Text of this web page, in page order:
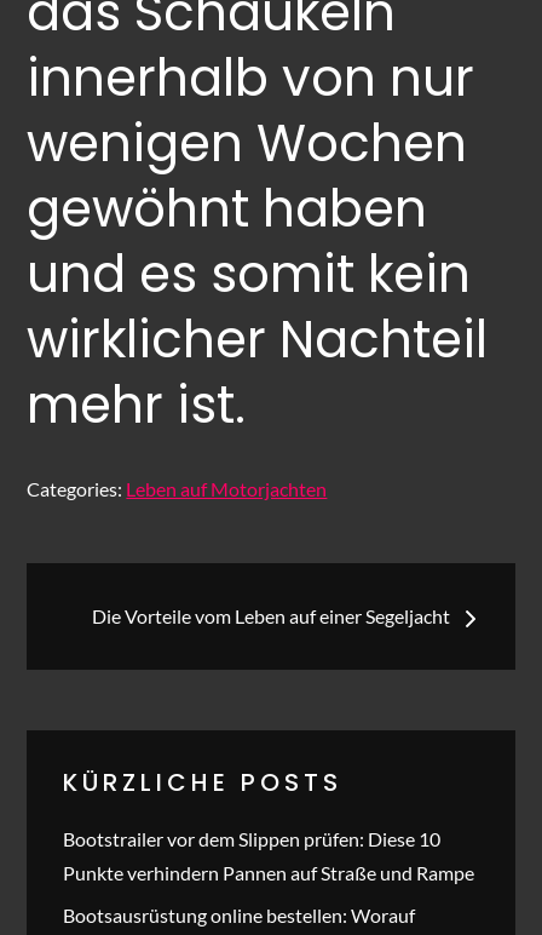
innerhalb von nur
wenigen Wochen
gewöhnt haben
und es somit kein
wirklicher Nachteil
mehr ist.
Categories: Leben auf Motorjachten
Beitragsnavigation
Die Vorteile vom Leben auf einer Segeljacht
KÜRZLICHE POSTS
Bootstrailer vor dem Slippen prüfen: Diese 10
Punkte verhindern Pannen auf Straße und Rampe
Bootsausrüstung online bestellen: Worauf